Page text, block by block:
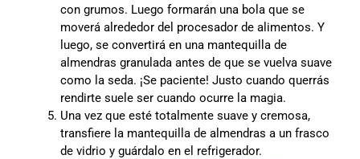
con grumos. Luego formarán una bola que se
moverá alrededor del procesador de alimentos. Y
luego, se convertirá en una mantequilla de
almendras granulada antes de que se vuelva suave
como la seda. ¡Se paciente! Justo cuando querrás
rendirte suele ser cuando ocurre la magia.
Una vez que esté totalmente suave y cremosa,
transfiere la mantequilla de almendras a un frasco
de vidrio y guárdalo en el refrigerador.